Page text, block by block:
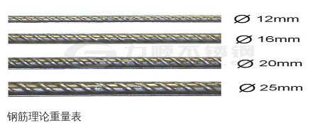
钢筋理论重量表